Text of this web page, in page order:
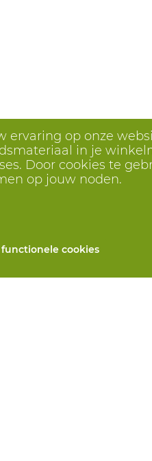
op onze
in je
Door cookies te
op jouw noden.
cookies